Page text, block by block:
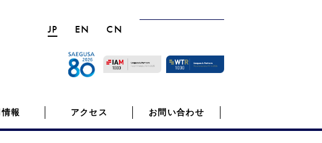
JP EN CN
報 アクセス お問い合わせ